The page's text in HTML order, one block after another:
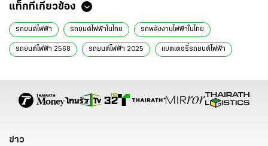
แท็กที่เกี่ยวข้อง
รถยนต์ไฟฟ้า รถยนต์ไฟฟ้าในไทย รถพลังงานไฟฟ้าในไทย
รถยนต์ไฟฟ้า 2568 รถยนต์ไฟฟ้า 2025 แบตเตอรี่รถยนต์ไฟฟ้า
ข่าว